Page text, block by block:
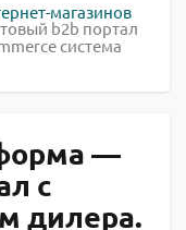
магазинов
b2b портал
система
—
с
дилера.